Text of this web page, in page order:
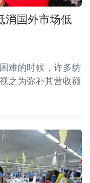
消国外市场低
难的时候，许多纺
之为弥补其营收额